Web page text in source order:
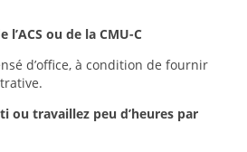
l’ACS ou de la CMU-C
d’office, à condition de fournir
ou travaillez peu d’heures par